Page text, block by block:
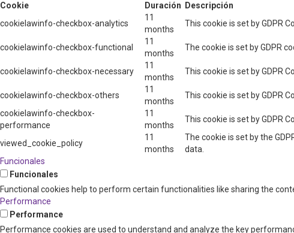
Cookie
Duración
Descripción
cookielawinfo-checkbox-analytics
11
months
This cookie is set by GDPR
cookielawinfo-checkbox-functional
11
months
The cookie is set by GDPR
cookielawinfo-checkbox-necessary
11
months
This cookie is set by GDPR
cookielawinfo-checkbox-others
11
months
This cookie is set by GDPR
cookielawinfo-checkbox-
performance
11
months
This cookie is set by GDPR
viewed_cookie_policy
11
months
The cookie is set by the
data.
Funcionales
Funcionales
Functional cookies help to perform certain functionalities like sharing the
Performance
Performance
Performance cookies are used to understand and analyze the key